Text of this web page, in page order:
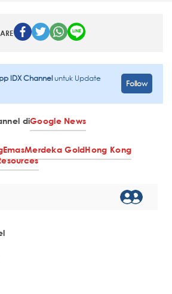
IDX Channeluntuk Update
Follow
diGoogle News
EmasMerdeka GoldHong Kong